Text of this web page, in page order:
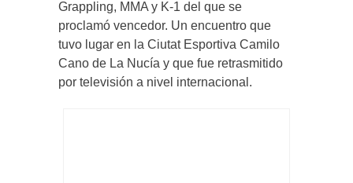
Grappling, MMA y K-1 del que se
proclamó vencedor. Un encuentro que
tuvo lugar en la Ciutat Esportiva Camilo
Cano de La Nucía y que fue retrasmitido
por televisión a nivel internacional.